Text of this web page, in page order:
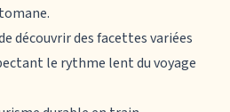
découvrir des facettes variées
le rythme lent du voyage